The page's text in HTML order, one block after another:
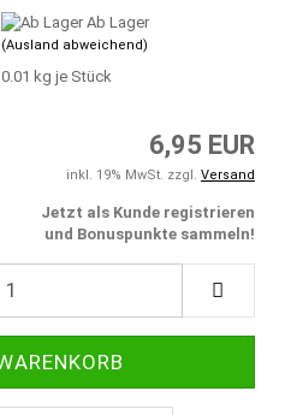
Ab Lager
(Ausland abweichend)
0.01 kg je Stück
6,95 EUR
inkl. 19% MwSt. zzgl. Versand
Jetzt als Kunde registrieren
und Bonuspunkte sammeln!